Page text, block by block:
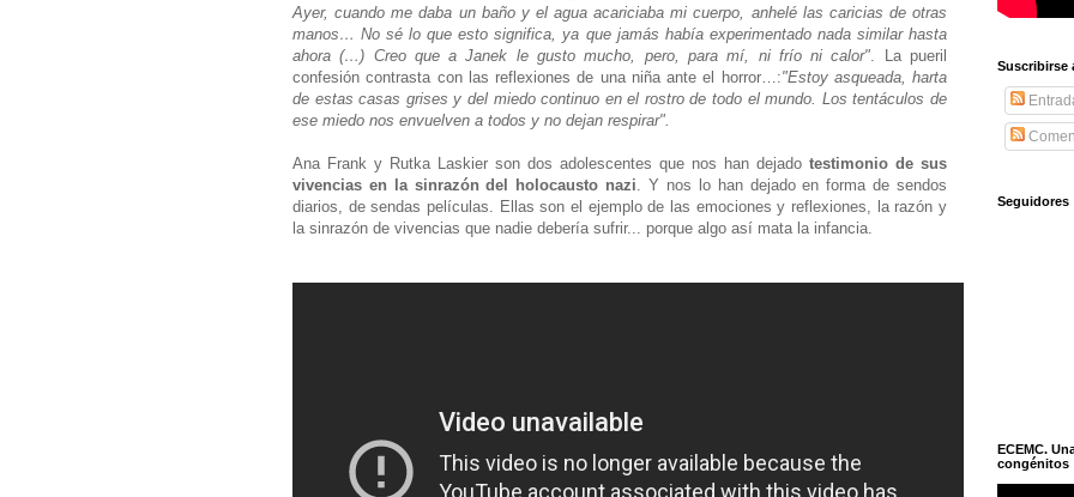
Ayer, cuando me daba un baño y el agua acariciaba mi cuerpo, anhelé las caricias de otras
manos… No sé lo que esto significa, ya que jamás había experimentado nada similar hasta
ahora (…) Creo que a Janek le gusto mucho, pero, para mí, ni frío ni calor" . La pueril
confesión contrasta con las reflexiones de una niña ante el horror…:"Estoy asqueada, harta
de estas casas grises y del miedo continuo en el rostro de todo el mundo. Los tentáculos de
ese miedo nos envuelven a todos y no dejan respirar".
Ana Frank y Rutka Laskier son dos adolescentes que nos han dejado testimonio de sus
vivencias en la sinrazón del holocausto nazi . Y nos lo han dejado en forma de sendos
diarios, de sendas películas. Ellas son el ejemplo de las emociones y reflexiones, la razón y
la sinrazón de vivencias que nadie debería sufrir... porque algo así mata la infancia.
Suscribirse
Seguidores
ECEMC.
congénitos